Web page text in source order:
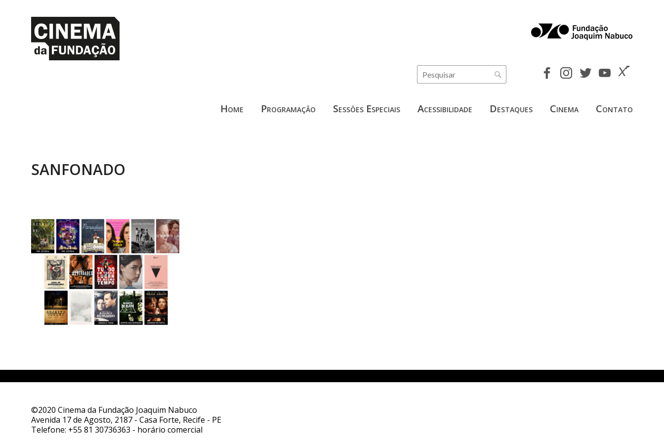
Home Programação Sessões Especiais Acessibilidade Destaques Cinema Contato
SANFONADO
©2020 Cinema da Fundação Joaquim Nabuco
Avenida 17 de Agosto, 2187 - Casa Forte, Recife - PE
Telefone: +55 81 30736363 - horário comercial